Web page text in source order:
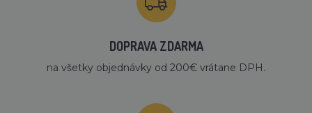
DOPRAVA ZDARMA
na všetky objednávky od 200€ vrátane DPH.